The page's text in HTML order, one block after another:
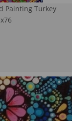
Painting Turkey